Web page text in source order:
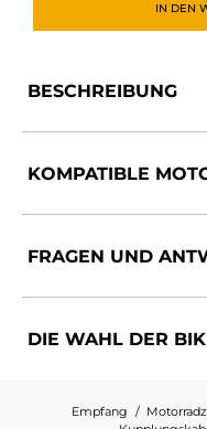
IN DEN
BESCHREIBUNG
KOMPATIBLE
FRAGEN UND
DIE WAHL DER
Empfang